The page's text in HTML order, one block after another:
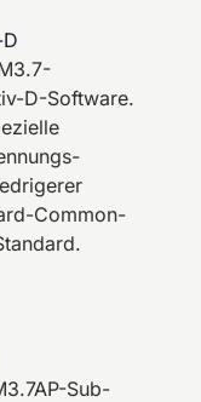
D-Software.
Common-
Sub-